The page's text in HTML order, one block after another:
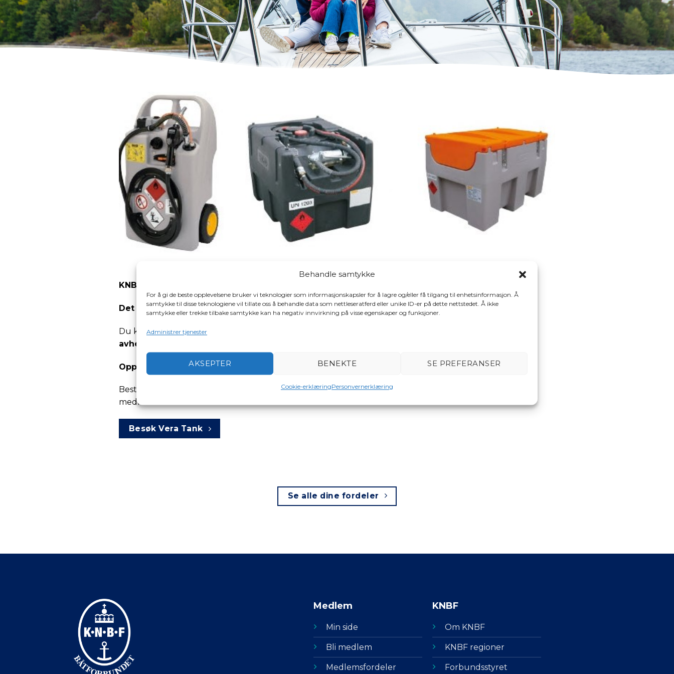
Behandle samtykke
For å gi de beste opplevelsene bruker vi teknologier som informasjonskapsler for å lagre og/eller få tilgang til enhetsinformasjon. Å
samtykke til disse teknologiene vil tillate oss å behandle data som nettleseratferd eller unike ID-er på dette nettstedet. Å ikke
samtykke eller trekke tilbake samtykke kan ha negativ innvirkning på visse egenskaper og funksjoner.
Administrer tjenester
AKSEPTER BENEKTE SE PREFERANSER
Cookie-erklæringPersonvernerklæring
KNBF har inngått en ny avtale med Vera Tank AS i Sandefjord om transporttanker for drivstoff.
Det er fraktfri levering til alle våre medlemmer i Norge.
Du kan laste ned oversikt over produktene
avhengig av modell.
Oppgitte p riser er inkl mva og gjelder til februar 2018.
Bestilling gjøres direkte til Vera Tank på tlf. 92419800 eller på post@veratank.no
medlemsnummer klart når du bestiller!
Besøk Vera Tank
Se alle dine fordeler
Medlem
Min side
Bli medlem
Medlemsfordeler
KNBF
Om KNBF
KNBF regioner
Forbundsstyret